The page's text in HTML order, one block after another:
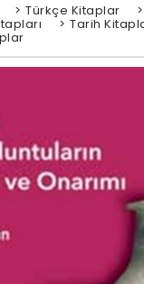
> Türkçe Kitaplar >
> Tarih